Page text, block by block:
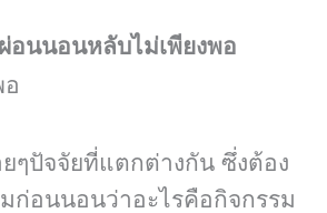
อนนอนหลับไม่เพียงพอ
ๆปัจจัยที่แตกต่างกัน ซึ่งต้อง
ก่อนนอนว่าอะไรคือกิจกรรม